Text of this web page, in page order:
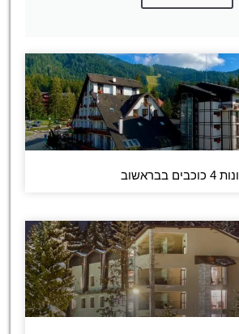
בבראשוב